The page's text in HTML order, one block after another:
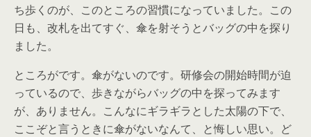
ち歩くのが、このところの習慣になっていました。この
日も、改札を出てすぐ、傘を射そうとバッグの中を探り
ました。
ところがです。傘がないのです。研修会の開始時間が迫
っているので、歩きながらバッグの中を探ってみます
が、ありません。こんなにギラギラとした太陽の下で、
ここぞと言うときに傘がないなんて、と悔しい思い。ど